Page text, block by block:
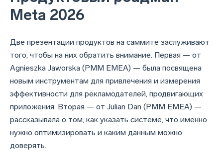
Meta 2026
Две презентации продуктов на саммите заслуживают
того, чтобы на них обратить внимание. Первая — от
Agnieszka Jaworska (PMM EMEA) — была посвящена
новым инструментам для привлечения и измерения
эффективности для рекламодателей, продвигающих
приложения. Вторая — от Julian Dan (PMM EMEA) —
рассказывала о том, как указать системе, что именно
нужно оптимизировать и каким данным можно
доверять.